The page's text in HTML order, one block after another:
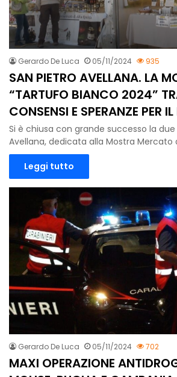
Gerardo De Luca 05/11/2024 935
SAN PIETRO AVELLANA. LA
“TARTUFO BIANCO 2024”
CONSENSI E SPERANZE PER
Si è chiusa con grande successo la due
Avellana, dedicata alla Mostra Mercato
Leggi tutto
Gerardo De Luca 05/11/2024 702
MAXI OPERAZIONE